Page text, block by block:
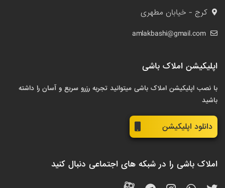
کرج - خیابان مطهری
amlakbashi@gmail.com
اپلیکیشن املاک باشی
با نصب اپلیکیشن املاک باشی میتوانید تجربه رزرو سریع و آسان را داشته
باشید
دانلود اپلیکیشن
املاک باشی را در شبکه های اجتماعی دنبال کنید